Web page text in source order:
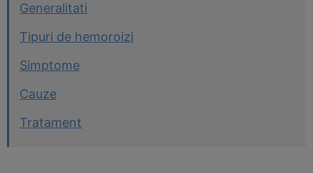
Generalitati
Tipuri de hemoroizi
Simptome
Cauze
Tratament